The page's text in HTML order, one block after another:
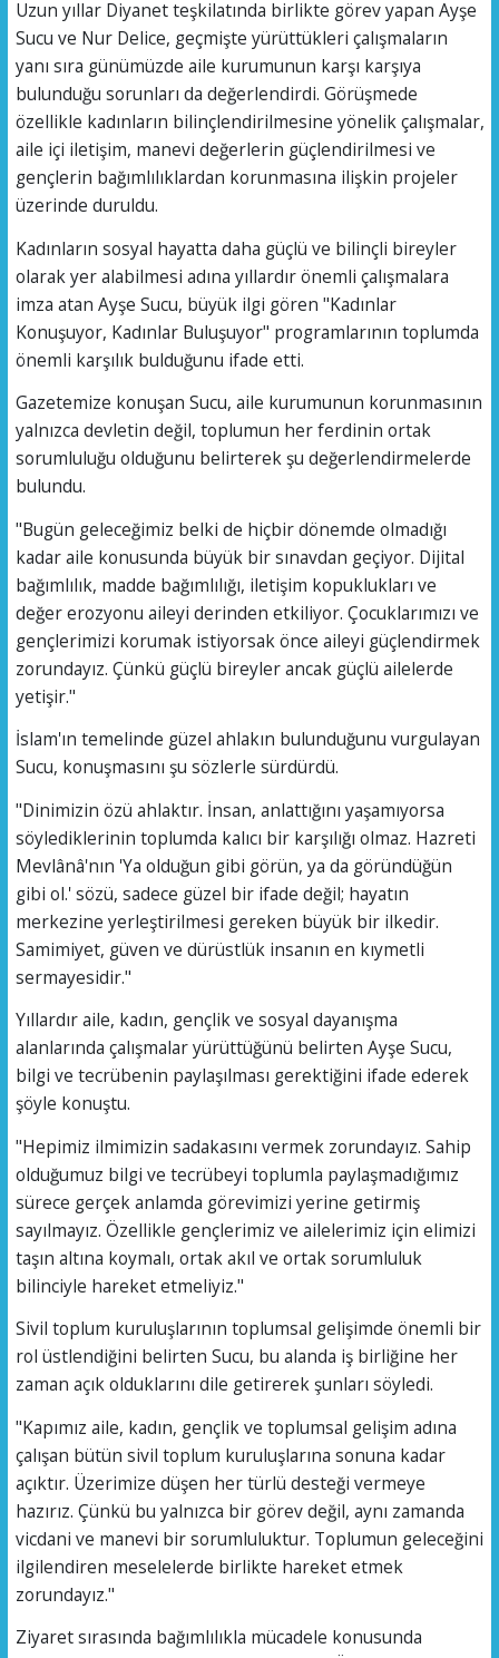
Uzun yıllar Diyanet teşkilatında birlikte görev yapan Ayşe
Sucu ve Nur Delice, geçmişte yürüttükleri çalışmaların
yanı sıra günümüzde aile kurumunun karşı karşıya
bulunduğu sorunları da değerlendirdi. Görüşmede
özellikle kadınların bilinçlendirilmesine yönelik çalışmalar,
aile içi iletişim, manevi değerlerin güçlendirilmesi ve
gençlerin bağımlılıklardan korunmasına ilişkin projeler
üzerinde duruldu.
Kadınların sosyal hayatta daha güçlü ve bilinçli bireyler
olarak yer alabilmesi adına yıllardır önemli çalışmalara
imza atan Ayşe Sucu, büyük ilgi gören "Kadınlar
Konuşuyor, Kadınlar Buluşuyor" programlarının toplumda
önemli karşılık bulduğunu ifade etti.
Gazetemize konuşan Sucu, aile kurumunun korunmasının
yalnızca devletin değil, toplumun her ferdinin ortak
sorumluluğu olduğunu belirterek şu değerlendirmelerde
bulundu.
"Bugün geleceğimiz belki de hiçbir dönemde olmadığı
kadar aile konusunda büyük bir sınavdan geçiyor. Dijital
bağımlılık, madde bağımlılığı, iletişim kopuklukları ve
değer erozyonu aileyi derinden etkiliyor. Çocuklarımızı ve
gençlerimizi korumak istiyorsak önce aileyi güçlendirmek
zorundayız. Çünkü güçlü bireyler ancak güçlü ailelerde
yetişir."
İslam'ın temelinde güzel ahlakın bulunduğunu vurgulayan
Sucu, konuşmasını şu sözlerle sürdürdü.
"Dinimizin özü ahlaktır. İnsan, anlattığını yaşamıyorsa
söylediklerinin toplumda kalıcı bir karşılığı olmaz. Hazreti
Mevlânâ'nın 'Ya olduğun gibi görün, ya da göründüğün
gibi ol.' sözü, sadece güzel bir ifade değil; hayatın
merkezine yerleştirilmesi gereken büyük bir ilkedir.
Samimiyet, güven ve dürüstlük insanın en kıymetli
sermayesidir."
Yıllardır aile, kadın, gençlik ve sosyal dayanışma
alanlarında çalışmalar yürüttüğünü belirten Ayşe Sucu,
bilgi ve tecrübenin paylaşılması gerektiğini ifade ederek
şöyle konuştu.
"Hepimiz ilmimizin sadakasını vermek zorundayız. Sahip
olduğumuz bilgi ve tecrübeyi toplumla paylaşmadığımız
sürece gerçek anlamda görevimizi yerine getirmiş
sayılmayız. Özellikle gençlerimiz ve ailelerimiz için elimizi
taşın altına koymalı, ortak akıl ve ortak sorumluluk
bilinciyle hareket etmeliyiz."
Sivil toplum kuruluşlarının toplumsal gelişimde önemli bir
rol üstlendiğini belirten Sucu, bu alanda iş birliğine her
zaman açık olduklarını dile getirerek şunları söyledi.
"Kapımız aile, kadın, gençlik ve toplumsal gelişim adına
çalışan bütün sivil toplum kuruluşlarına sonuna kadar
açıktır. Üzerimize düşen her türlü desteği vermeye
hazırız. Çünkü bu yalnızca bir görev değil, aynı zamanda
vicdani ve manevi bir sorumluluktur. Toplumun geleceğini
ilgilendiren meselelerde birlikte hareket etmek
zorundayız."
Ziyaret sırasında bağımlılıkla mücadele konusunda